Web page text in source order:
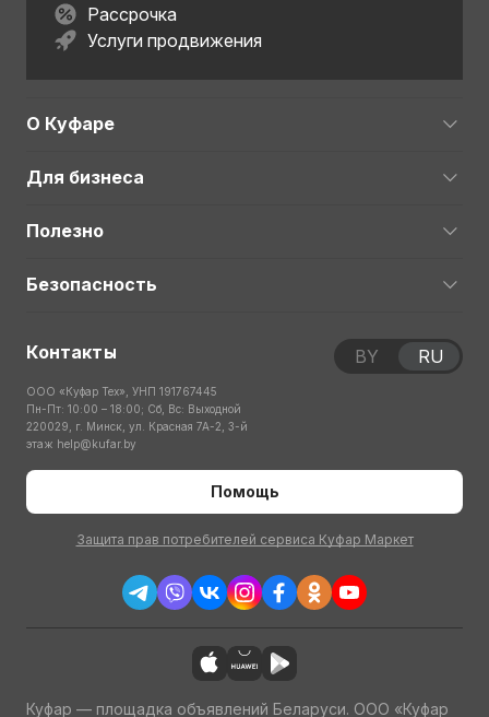
Рассрочка
Услуги продвижения
О Куфаре
Для бизнеса
Полезно
Безопасность
Контакты
ООО «Куфар Тех», УНП 191767445
Пн-Пт: 10:00 – 18:00; Сб, Вс: Выходной
220029, г. Минск, ул. Красная 7А-2, 3-й
этаж help@kufar.by
Помощь
Защита прав потребителей сервиса Куфар Маркет
BY RU
Куфар — площадка объявлений Беларуси. ООО «Куфар